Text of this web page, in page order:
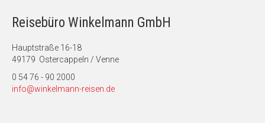
Reisebüro Winkelmann GmbH
Hauptstraße 16-18
49179 Ostercappeln / Venne
0 54 76 - 90 2000
info@winkelmann-reisen.de